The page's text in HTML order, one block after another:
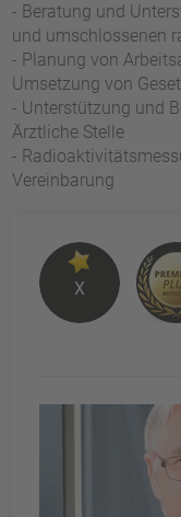
- Beratung und
und umschlossenen
- Planung von
Umsetzung von
- Unterstützung und
Ärztliche Stelle
-
Vereinbarung
X